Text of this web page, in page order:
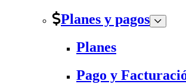
Planes y pagos
Planes
Pago y